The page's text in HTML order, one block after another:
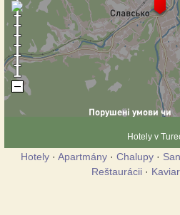
Hotely v
Hotely· Apartmány· Chalupy·
Reštaurácii·